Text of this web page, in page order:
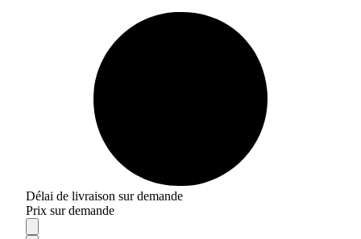
Délai de livraison sur demande
Prix sur demande